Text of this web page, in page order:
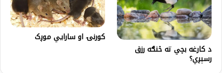
د کارغه بچي ته څنګه رزق
رسېږي؟
کورنۍ او سارايي موږک